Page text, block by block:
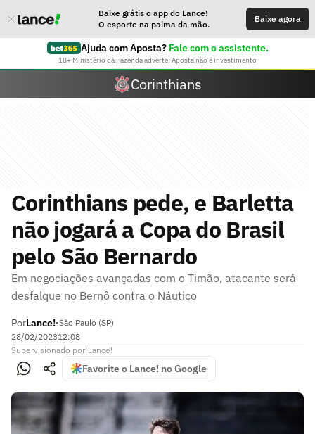
Baixe grátis o app do Lance!
O esporte na palma da mão.
Baixe agora
Ajuda com Aposta? Fale com o assistente.
18+ Ministério da Fazenda adverte: Aposta não é investimento
Corinthians
Corinthians pede, e Barletta
não jogará a Copa do Brasil
pelo São Bernardo
Em negociações avançadas com o Timão, atacante será
desfalque no Bernô contra o Náutico
PorLance!•São Paulo (SP)
28/02/202312:08
Supervisionado por Lance!
Favorite o Lance! no Google